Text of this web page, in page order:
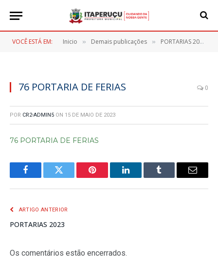
VOCÊ ESTÁ EM: Inicio » Demais publicações » PORTARIAS 2023
76 PORTARIA DE FERIAS 0
POR CR2-ADMIN5 ON 15 DE MAIO DE 2023
76 PORTARIA DE FERIAS
FacebookTwitter Pinterest LinkedInTumblr
E-
ARTIGO ANTERIOR
PORTARIAS 2023
Os comentários estão encerrados.